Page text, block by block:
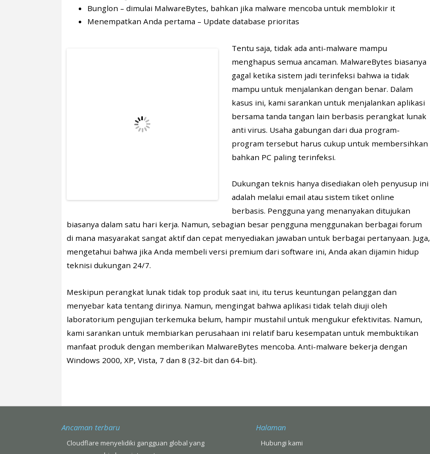
Bunglon – dimulai MalwareBytes, bahkan jika malware mencoba untuk memblokir it
Menempatkan Anda pertama – Update database prioritas
Tentu saja, tidak ada anti-malware mampu
menghapus semua ancaman. MalwareBytes biasanya
gagal ketika sistem jadi terinfeksi bahwa ia tidak
mampu untuk menjalankan dengan benar. Dalam
kasus ini, kami sarankan untuk menjalankan aplikasi
bersama tanda tangan lain berbasis perangkat lunak
anti virus. Usaha gabungan dari dua program-
program tersebut harus cukup untuk membersihkan
bahkan PC paling terinfeksi.
Dukungan teknis hanya disediakan oleh penyusup ini
adalah melalui email atau sistem tiket online
berbasis. Pengguna yang menanyakan ditujukan
biasanya dalam satu hari kerja. Namun, sebagian besar pengguna menggunakan berbagai forum
di mana masyarakat sangat aktif dan cepat menyediakan jawaban untuk berbagai pertanyaan. Juga,
mengetahui bahwa jika Anda membeli versi premium dari software ini, Anda akan dijamin hidup
teknisi dukungan 24/7.
Meskipun perangkat lunak tidak top produk saat ini, itu terus keuntungan pelanggan dan
menyebar kata tentang dirinya. Namun, mengingat bahwa aplikasi tidak telah diuji oleh
laboratorium pengujian terkemuka belum, hampir mustahil untuk mengukur efektivitas. Namun,
kami sarankan untuk membiarkan perusahaan ini relatif baru kesempatan untuk membuktikan
manfaat produk dengan memberikan MalwareBytes mencoba. Anti-malware bekerja dengan
Windows 2000, XP, Vista, 7 dan 8 (32-bit dan 64-bit).
Ancaman terbaru
Cloudflare menyelidiki gangguan global yang
Halaman
Hubungi kami